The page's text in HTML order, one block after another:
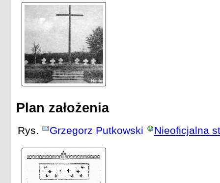
Plan założenia
Rys. Grzegorz Putkowski Nieoficjalna